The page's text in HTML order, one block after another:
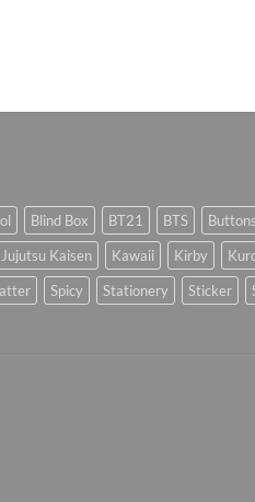
Blind Box BT21 BTS Buttons
Jujutsu Kaisen Kawaii Kirby
Spicy Stationery Sticker